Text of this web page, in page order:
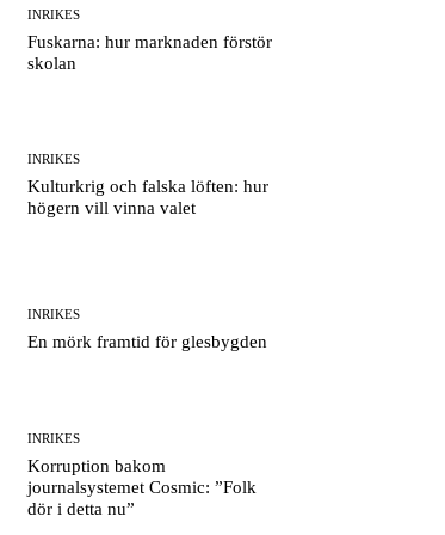
INRIKES
Fuskarna: hur marknaden förstör
skolan
INRIKES
Kulturkrig och falska löften: hur
högern vill vinna valet
INRIKES
En mörk framtid för glesbygden
INRIKES
Korruption bakom
journalsystemet Cosmic: ”Folk
dör i detta nu”